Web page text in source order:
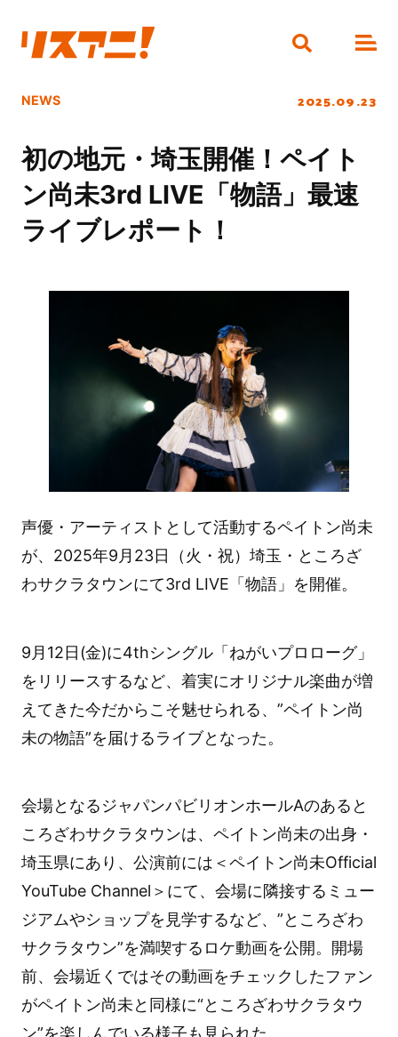
NEWS 2025.09.23
初の地元・埼玉開催！ペイト
ン尚未3rd LIVE「物語」最速
ライブレポート！
声優・アーティストとして活動するペイトン尚未
が、2025年9月23日（火・祝）埼玉・ところざ
わサクラタウンにて3rd LIVE「物語」を開催。
9月12日(金)に4thシングル「ねがいプロローグ」
をリリースするなど、着実にオリジナル楽曲が増
えてきた今だからこそ魅せられる、”ペイトン尚
未の物語”を届けるライブとなった。
会場となるジャパンパビリオンホールAのあると
ころざわサクラタウンは、ペイトン尚未の出身・
埼玉県にあり、公演前には＜ペイトン尚未Official
YouTube Channel＞にて、会場に隣接するミュー
ジアムやショップを見学するなど、”ところざわ
サクラタウン”を満喫するロケ動画を公開。開場
前、会場近くではその動画をチェックしたファン
がペイトン尚未と同様に“ところざわサクラタウ